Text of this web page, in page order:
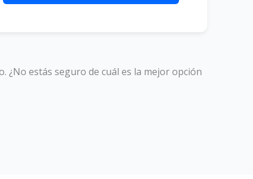
estás seguro de cuál es la mejor opción